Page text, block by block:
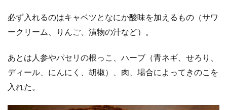
必ず入れるのはキャベツとなにか酸味を加えるもの（サワ
ークリーム、りんご、漬物の汁など）。
あとは人参やパセリの根っこ、ハーブ（青ネギ、せろり、
ディール、にんにく、胡椒）、肉、場合によってきのこを
入れた。